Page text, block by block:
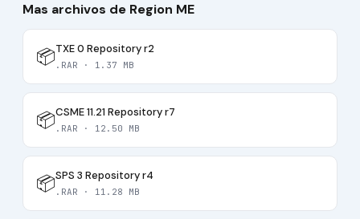
Mas archivos de Region ME
📦TXE 0 Repository r2
.RAR · 1.37 MB
📦CSME 11.21 Repository r7
.RAR · 12.50 MB
📦SPS 3 Repository r4
.RAR · 11.28 MB